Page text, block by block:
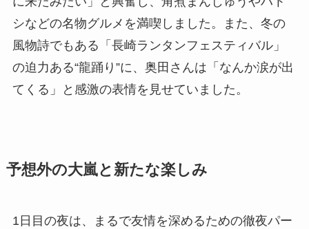
シなどの名物グルメを満喫しました。また、冬の
風物詩でもある「長崎ランタンフェスティバル」
の迫力ある“龍踊り”に、奥田さんは「なんか涙が出
てくる」と感激の表情を見せていました。
予想外の大嵐と新たな楽しみ
1日目の夜は、まるで友情を深めるための徹夜パー